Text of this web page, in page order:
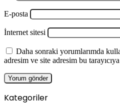
E-posta
İnternet sitesi
Daha sonraki yorumlarımda
adresim ve site adresim bu
Kategoriler